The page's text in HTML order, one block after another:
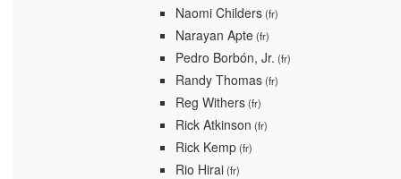
Naomi Childers(fr)
Narayan Apte(fr)
Pedro Borbón, Jr. (fr)
Randy Thomas(fr)
Reg Withers(fr)
Rick Atkinson (fr)
Rick Kemp(fr)
Rio Hirai(fr)